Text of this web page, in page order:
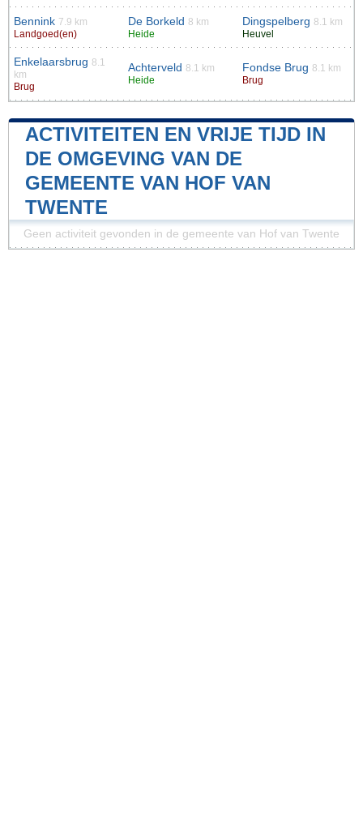
Bennink 7.9 km
Landgoed(en)
De Borkeld 8 km
Heide
Dingspelberg 8.1 km
Heuvel
Enkelaarsbrug 8.1
km
Brug
Achterveld 8.1 km
Heide
Fondse Brug 8.1 km
Brug
ACTIVITEITEN EN VRIJE TIJD IN
DE OMGEVING VAN DE
GEMEENTE VAN HOF VAN
TWENTE
Geen activiteit gevonden in de gemeente van Hof van Twente